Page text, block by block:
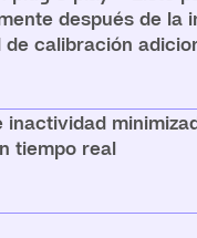
después de la
de calibración
inactividad
tiempo real